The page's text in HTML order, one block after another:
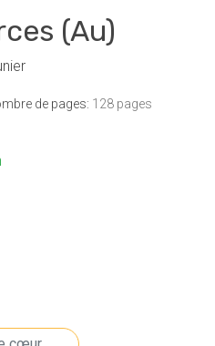
(Au)
de pages: 128 pages